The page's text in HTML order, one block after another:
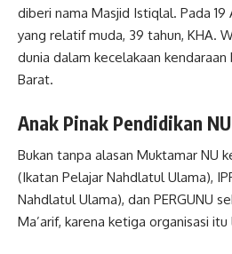
diberi nama Masjid Istiqlal. Pada 19
yang relatif muda, 39 tahun, KHA.
dunia dalam kecelakaan
Barat.
Anak Pinak Pendidikan NU
Bukan tanpa alasan Muktamar NU
(Ikatan Pelajar Nahdlatul Ulama),
Nahdlatul Ulama), dan PERGUNU
Ma’arif, karena ketiga organisasi itu